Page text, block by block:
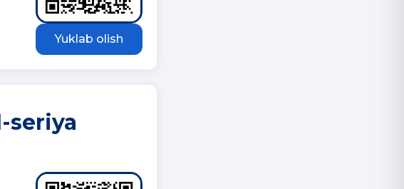
Yuklab olish
seriya